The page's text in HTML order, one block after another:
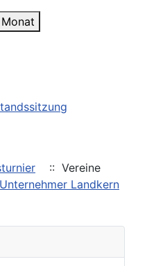
:: Vereine
Landkern